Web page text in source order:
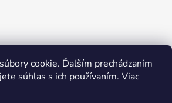
cookie. Ďalším prechádzaním
súhlas s ich používaním. Viac